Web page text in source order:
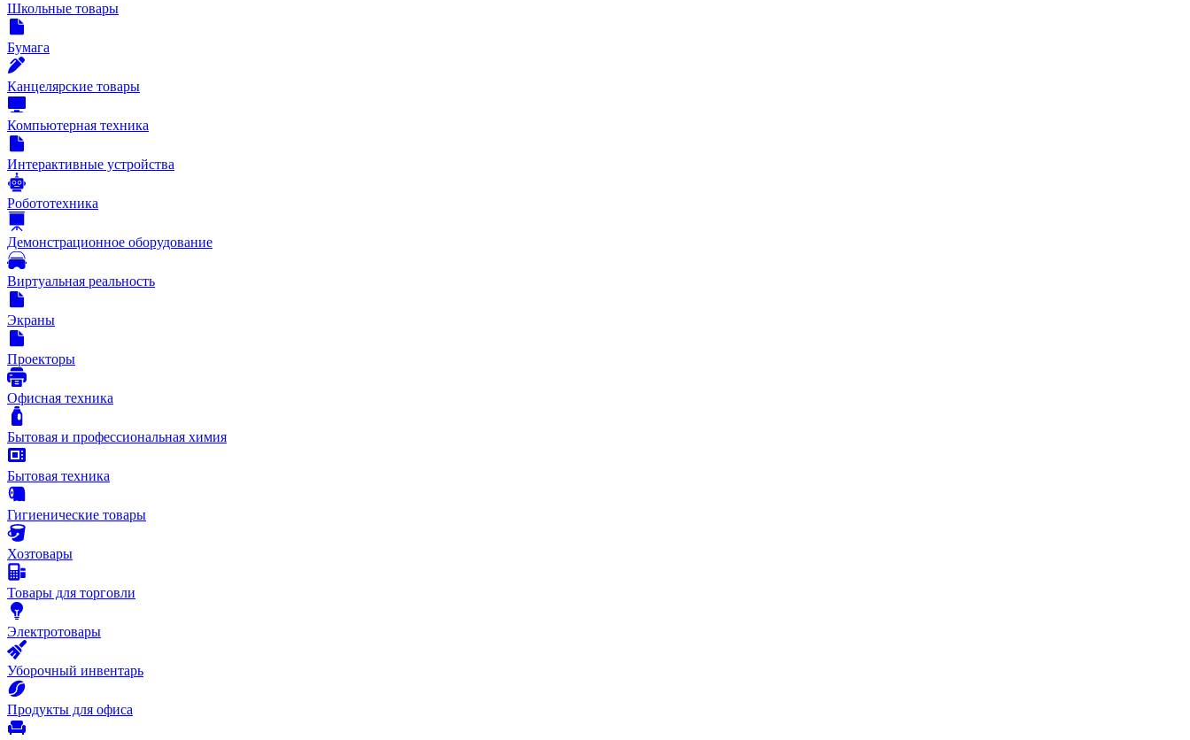
Школьные товары
Бумага
Канцелярские товары
Компьютерная техника
Интерактивные устройства
Робототехника
Демонстрационное оборудование
Виртуальная реальность
Экраны
Проекторы
Офисная техника
Бытовая и профессиональная химия
Бытовая техника
Гигиенические товары
Хозтовары
Товары для торговли
Электротовары
Уборочный инвентарь
Продукты для офиса